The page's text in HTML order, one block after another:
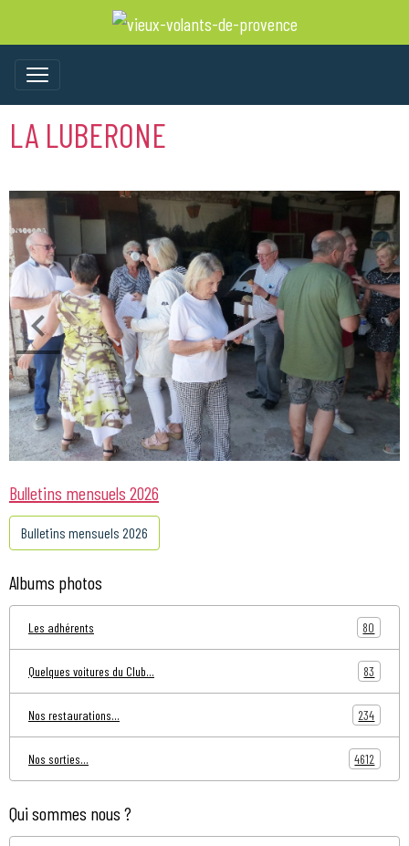
LA LUBERONE
Bulletins mensuels 2026
Bulletins mensuels 2026
Albums photos
Les adhérents 80
Quelques voitures du Club... 83
Nos restaurations... 234
Nos sorties... 4612
Qui sommes nous ?